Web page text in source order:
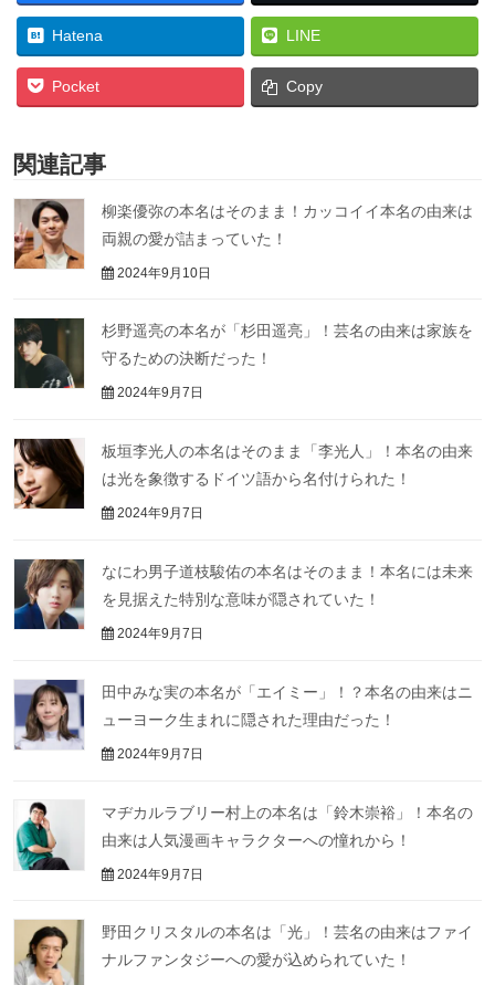
Hatena LINE
Pocket Copy
関連記事
柳楽優弥の本名はそのまま！カッコイイ本名の由来は
両親の愛が詰まっていた！
2024年9月10日
杉野遥亮の本名が「杉田遥亮」！芸名の由来は家族を
守るための決断だった！
2024年9月7日
板垣李光人の本名はそのまま「李光人」！本名の由来
は光を象徴するドイツ語から名付けられた！
2024年9月7日
なにわ男子道枝駿佑の本名はそのまま！本名には未来
を見据えた特別な意味が隠されていた！
2024年9月7日
田中みな実の本名が「エイミー」！？本名の由来はニ
ューヨーク生まれに隠された理由だった！
2024年9月7日
マヂカルラブリー村上の本名は「鈴木崇裕」！本名の
由来は人気漫画キャラクターへの憧れから！
2024年9月7日
野田クリスタルの本名は「光」！芸名の由来はファイ
ナルファンタジーへの愛が込められていた！